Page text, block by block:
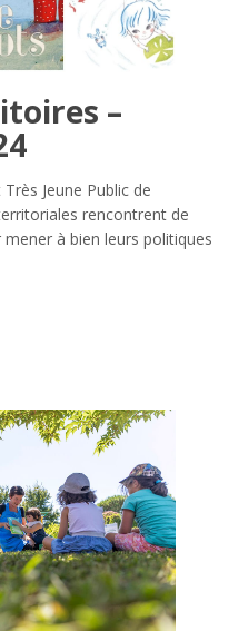
–
Jeune Public de
rencontrent de
à bien leurs politiques